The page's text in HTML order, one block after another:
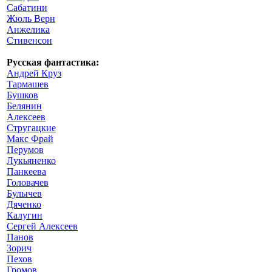
Сабатини
Жюль Верн
Анжелика
Стивенсон
Русская фантастика:
Андрей Круз
Тармашев
Бушков
Белянин
Алексеев
Стругацкие
Макс Фрай
Перумов
Лукьяненко
Панкеева
Головачев
Булычев
Дяченко
Калугин
Сергей Алексеев
Панов
Зорич
Пехов
Громов